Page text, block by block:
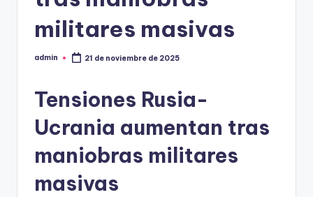
militares masivas
Publicado
admin 21 de noviembre de 2025
Tensiones Rusia-
Ucrania aumentan tras
maniobras militares
masivas